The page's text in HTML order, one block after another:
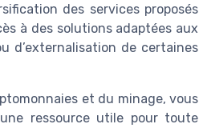
des services proposés
à des solutions adaptées aux
d’externalisation de certaines
et du minage, vous
ressource utile pour toute